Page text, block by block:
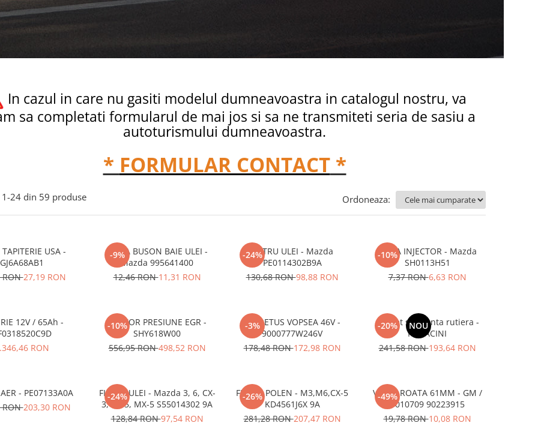
In cazul in care nu gasiti modelul dumneavoastra in catalogul nostru, va
sa completati formularul de mai jos si sa ne transmiteti seria de sasiu a
autoturismului dumneavoastra.
* FORMULAR CONTACT*
1-24 din 59 produse Ordoneaza:
TAPITERIE USA -
GJ6A68AB1
RON27,19 RON
-9%
SAIBA BUSON BAIE ULEI -
Mazda 995641400
12,46 RON11,31 RON
-24%FILTRU ULEI - Mazda
PE0114302B9A
130,68 RON98,88 RON
-10%
SAIBA INJECTOR - Mazda
SH0113H51
7,37 RON6,63 RON
12V / 65Ah -
RON
-10%
SENZOR PRESIUNE EGR -
SHY618W00
556,95 RON498,52 RON
-3%
KIT RETUS VOPSEA 46V -
9000777W246V
178,48 RON172,98 RON
-20% NOU
Pachet siguranta rutiera -
RADACINI
241,58 RON193,64 RON
FILTRU AER - PE07133A0A
RON203,30 RON
-24%
FILTRU ULEI - Mazda 3, 6, CX-
3, CX-5, MX-5 S55014302 9A
128,84 RON97,54 RON
-26%
FILTRU POLEN - M3,M6,CX-5
KD4561J6X 9A
281,28 RON207,47 RON
-49%
VALVA ROATA 61MM - GM /
1010709 90223915
19,78 RON10,08 RON